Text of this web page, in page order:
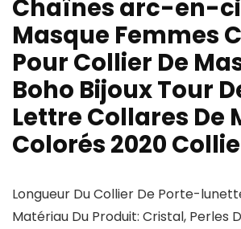
Chaînes arc-en-
Masque Femmes
Pour Collier De
Boho Bijoux Tour
Lettre Collares De
Colorés 2020
Longueur Du Collier De Porte-
Matériau Du Produit: Cristal, Perles